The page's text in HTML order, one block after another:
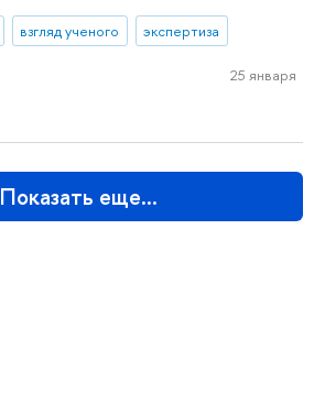
взгляд ученого экспертиза
25 января
Показать еще…